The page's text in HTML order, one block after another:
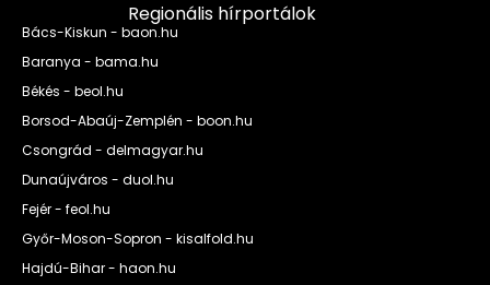
Regionális hírportálok
Bács-Kiskun - baon.hu
Baranya - bama.hu
Békés - beol.hu
Borsod-Abaúj-Zemplén - boon.hu
Csongrád - delmagyar.hu
Dunaújváros - duol.hu
Fejér - feol.hu
Győr-Moson-Sopron - kisalfold.hu
Hajdú-Bihar - haon.hu